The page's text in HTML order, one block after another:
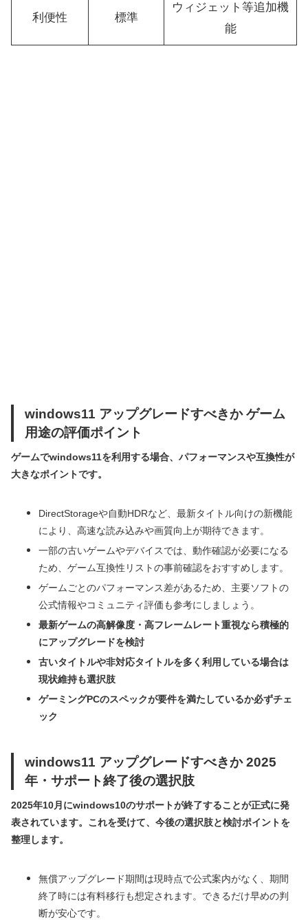
利便性 標準
ウィジェット等追加機
能
windows11 アップグレードすべきか ゲーム
用途の評価ポイント
ゲームでwindows11を利用する場合、パフォーマンスや互換性が
大きなポイントです。
DirectStorageや自動HDRなど、最新タイトル向けの新機能
により、高速な読み込みや画質向上が期待できます。
一部の古いゲームやデバイスでは、動作確認が必要になる
ため、ゲーム互換性リストの事前確認をおすすめします。
ゲームごとのパフォーマンス差があるため、主要ソフトの
公式情報やコミュニティ評価も参考にしましょう。
最新ゲームの高解像度・高フレームレート重視なら積極的
にアップグレードを検討
古いタイトルや非対応タイトルを多く利用している場合は
現状維持も選択肢
ゲーミングPCのスペックが要件を満たしているか必ずチェ
ック
windows11 アップグレードすべきか 2025
年・サポート終了後の選択肢
2025年10月にwindows10のサポートが終了することが正式に発
表されています。これを受けて、今後の選択肢と検討ポイントを
整理します。
無償アップグレード期間は現時点で公式案内がなく、期間
終了時には有料移行も想定されます。できるだけ早めの判
断が安心です。